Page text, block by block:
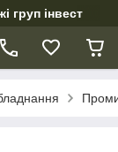
груп інвест